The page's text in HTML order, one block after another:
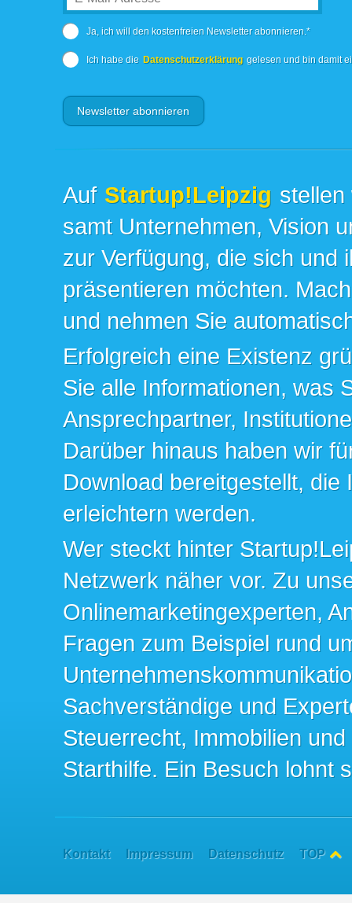
Ja, ich will den kostenfreien Newsletter abonnieren.*
Ich habe die Datenschutzerklärung gelesen und bin damit
Auf Startup!Leipzig
samt Unternehmen, Vision
zur Verfügung, die sich und
präsentieren möchten.
und nehmen Sie
Erfolgreich eine Existenz
Sie alle Informationen, was
Ansprechpartner,
Darüber hinaus haben wir
Download bereitgestellt,
erleichtern werden.
Wer steckt hinter
Netzwerk näher vor. Zu
Onlinemarketingexperten,
Fragen zum Beispiel rund
Sachverständige und
Steuerrecht, Immobilien
Starthilfe. Ein Besuch lohnt
Kontakt Impressum Datenschutz TOP